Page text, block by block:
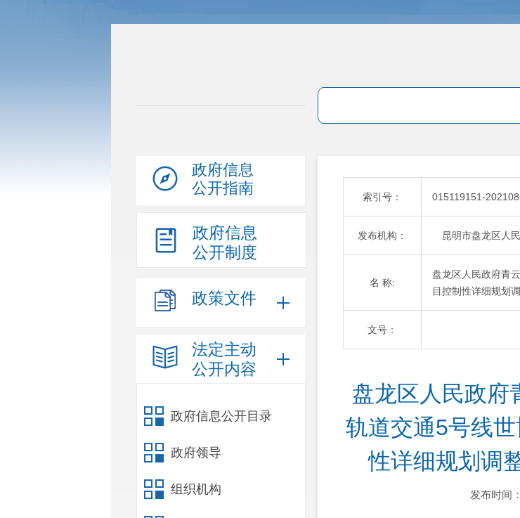
政府信息
公开指南
政府信息
公开制度
政策文件
法定主动
公开内容
政府信息公开目录
政府领导
组织机构
索引号： 015119151-
发布机构： 昆明市盘龙区人
名 称:
盘龙区人民政府青
目控制性详细规划
文号：
盘龙区人民政府
轨道交通5号线
性详细规划调
发布时间